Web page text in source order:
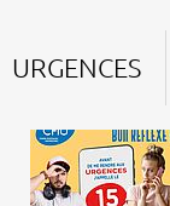
URGENCES